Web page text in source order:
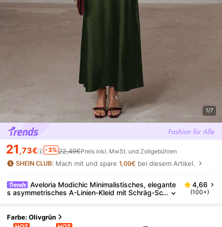
1/7
21 ,73€ -3% 22,49€Preis inkl. MwSt. und Zollgebühren
Mach mit und spare1,09€ bei diesem Artikel.
Aveloria Modichic Minimalistisches, elegante
s asymmetrisches A-Linien-Kleid mit Schräg-Sc
4,66
(100+)
Farbe: Olivgrün